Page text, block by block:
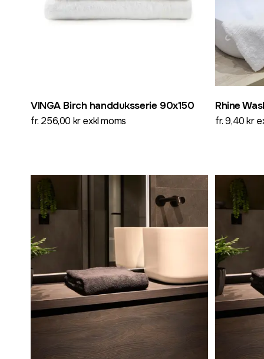
VINGA Birch handduksserie 90x150
fr. 256,00 kr exkl moms
Rhine
fr. 9,40 kr